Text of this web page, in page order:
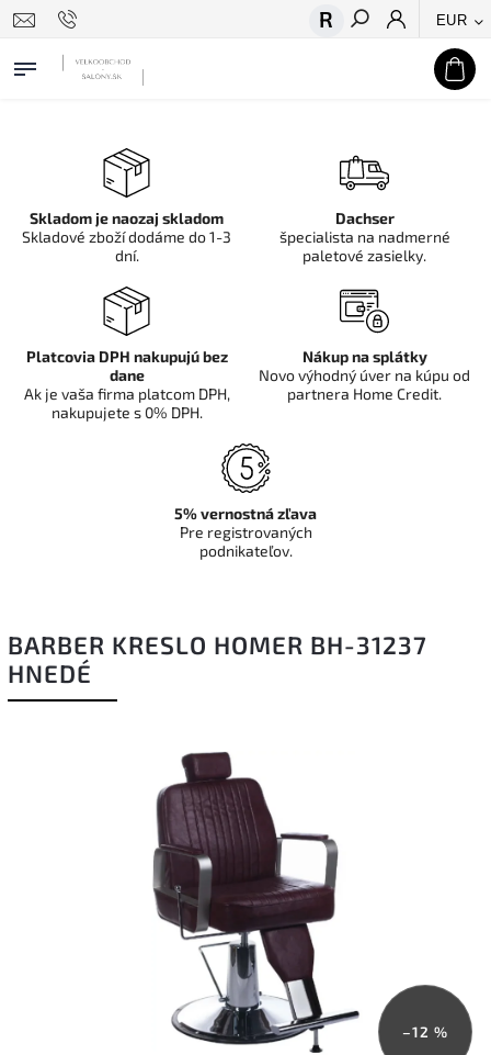
EUR
Hľadať
BARBER KRESLO HOMER BH-31237
HNEDÉ
–12 %
Skladom je naozaj skladom
Skladové zboží dodáme do 1-3
dní.
Dachser
špecialista na nadmerné
paletové zasielky.
Platcovia DPH nakupujú bez
dane
Ak je vaša firma platcom DPH,
nakupujete s 0% DPH.
Nákup na splátky
Novo výhodný úver na kúpu od
partnera Home Credit.
5% vernostná zľava
Pre registrovaných
podnikateľov.